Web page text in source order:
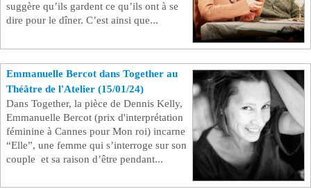
suggère qu’ils gardent ce qu’ils ont à se
dire pour le dîner. C’est ainsi que...
Emmanuelle Bercot dans Together au
Théâtre de l'Atelier (15/01/24)
Dans Together, la pièce de Dennis Kelly,
Emmanuelle Bercot (prix d'interprétation
féminine à Cannes pour Mon roi) incarne
“Elle”, une femme qui s’interroge sur son
couple et sa raison d’être pendant...